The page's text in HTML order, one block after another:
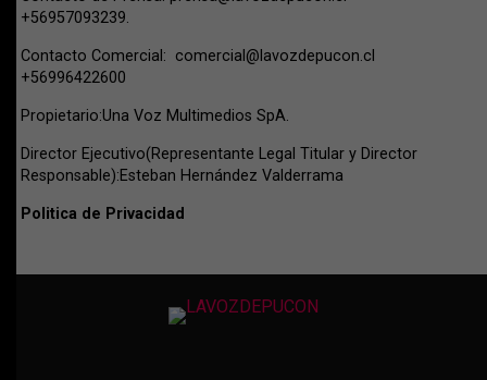
+56957093239.
Contacto Comercial: comercial@lavozdepucon.cl
+56996422600
Propietario:Una Voz Multimedios SpA.
Director Ejecutivo(Representante Legal Titular y Director
Responsable):Esteban Hernández Valderrama
Politica de Privacidad